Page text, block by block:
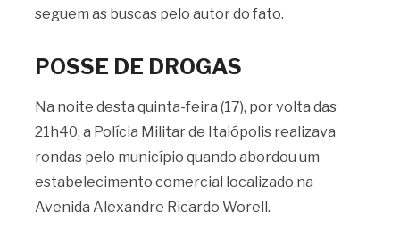
seguem as buscas pelo autor do fato.
POSSE DE DROGAS
Na noite desta quinta-feira (17), por volta das
21h40, a Polícia Militar de Itaiópolis realizava
rondas pelo município quando abordou um
estabelecimento comercial localizado na
Avenida Alexandre Ricardo Worell.